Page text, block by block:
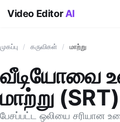
Video EditorAI
முகப்பு / கருவிகள் / மாற்று
வீடியோவை
மாற்று
பேசப்பட்ட ஒலியை சரியான